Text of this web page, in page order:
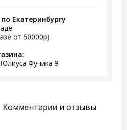
Екатеринбургу
от 50000р)
Юлиуса Фучика 9
Комментарии и отзывы